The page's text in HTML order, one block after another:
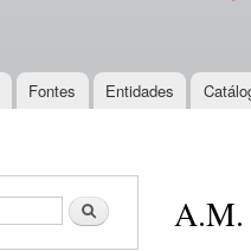
Fontes Entidades
Search A.M.